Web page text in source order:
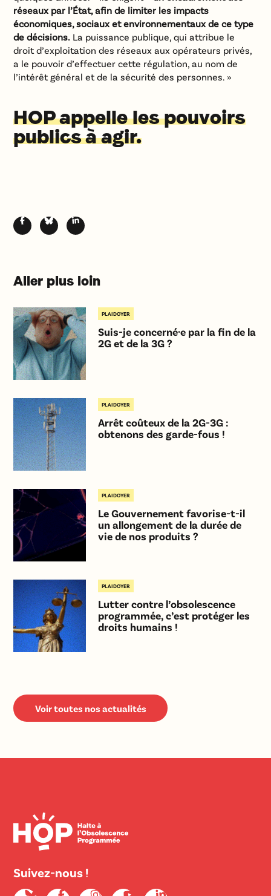
réseaux par l’État, afin de limiter les impacts
économiques, sociaux et environnementaux de ce type
de décisions. La puissance publique, qui attribue le
droit d’exploitation des réseaux aux opérateurs privés,
a le pouvoir d’effectuer cette régulation, au nom de
l’intérêt général et de la sécurité des personnes. »
HOP appelle les pouvoirs
publics à agir.
Aller plus loin
PLAIDOYER
Suis-je concerné·e par la fin de la
2G et de la 3G ?
PLAIDOYER
Arrêt coûteux de la 2G-3G :
obtenons des garde-fous !
PLAIDOYER
Le Gouvernement favorise-t-il
un allongement de la durée de
vie de nos produits ?
PLAIDOYER
Lutter contre l’obsolescence
programmée, c’est protéger les
droits humains !
Voir toutes nos actualités
Suivez-nous !